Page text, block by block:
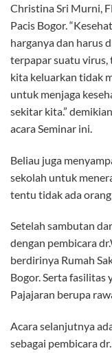
Christina Sri Murni,
Pacis Bogor.
harganya dan harus
terpapar suatu virus,
kita keluarkan tidak
untuk menjaga
sekitar kita.”
acara Seminar ini.
Beliau juga
sekolah untuk
tentu tidak ada orang
Setelah sambutan
dengan pembicara
berdirinya Rumah
Bogor. Serta fasilitas
Pajajaran berupa
Acara selanjutnya
sebagai pembicara